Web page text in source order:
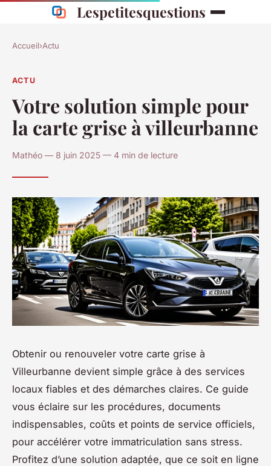
Lespetitesquestions
Accueil›Actu
ACTU
Votre solution simple pour
la carte grise à villeurbanne
Mathéo — 8 juin 2025 — 4 min de lecture
Obtenir ou renouveler votre carte grise à
Villeurbanne devient simple grâce à des services
locaux fiables et des démarches claires. Ce guide
vous éclaire sur les procédures, documents
indispensables, coûts et points de service officiels,
pour accélérer votre immatriculation sans stress.
Profitez d’une solution adaptée, que ce soit en ligne